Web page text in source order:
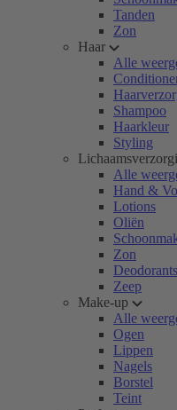
Tanden
Zon
Haar
Alle
Shampoo
Haarkleur
Styling
Alle
Hand &
Lotions
Oliën
Zon
Deodorants
Zeep
Make-up
Alle
Ogen
Lippen
Nagels
Borstel
Teint